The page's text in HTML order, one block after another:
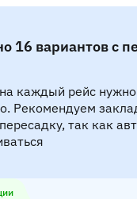
16 вариантов с
каждый рейс нужно
Рекомендуем
так как